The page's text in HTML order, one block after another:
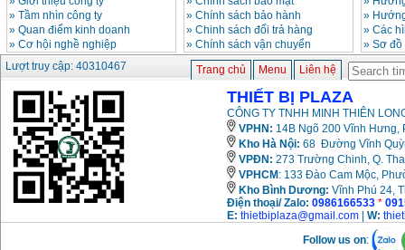
GSB 16RE (750W)
Giá:1850000
Động cơ xăng Honda
GX160 (5.5HP)
Giá:7200000VND
Máy mài 100mm
Makita 9553B (710W)
Giá
1296000
» Tầm nhìn công ty
» Quan điểm kinh doanh
» Cơ hội nghề nghiệp
» Chính sách bảo hành
» Chinh sách đổi trả hàng
» Chính sách vận chuyển
»
» Các
» Sơ
Lượt truy cập: 40310467
Trang chủ Menu Liên hệ
THIẾT BỊ PLAZA
CÔNG TY TNHH MINH THIÊN
VPHN: 14B Ngõ 200 Vĩnh Hưng,
Kho Hà Nội: 68 Đường Vĩnh
VPĐN: 273 Trường Chinh, Q.
VPHCM : 133 Đào Cam Mộc,
Kho Bình Dương: Vĩnh Phú 24,
Điện thoại/ Zalo: 0986166533 *
E: thietbiplaza@gmail.com W:
Follow us on: